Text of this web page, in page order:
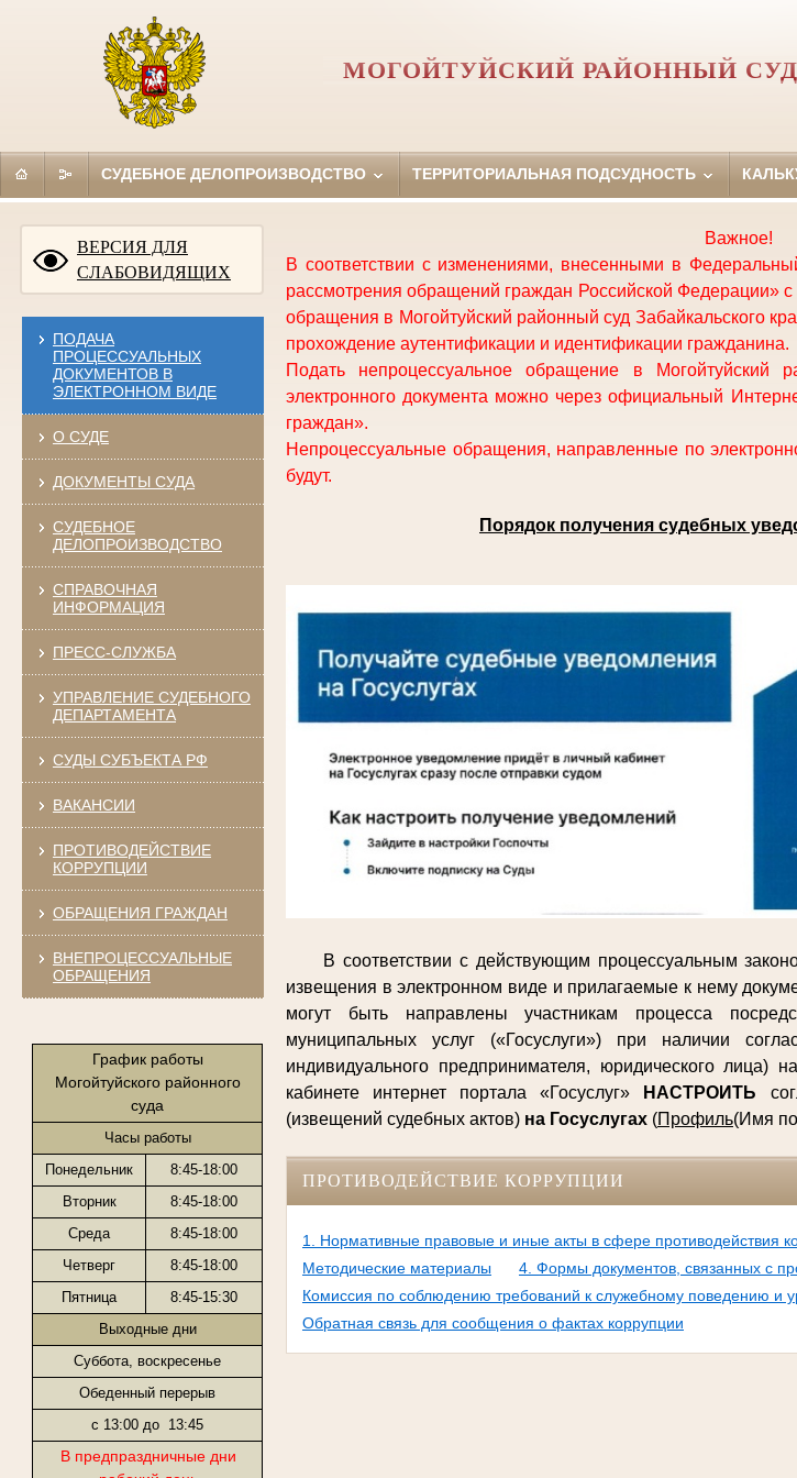
МОГОЙТУЙСКИЙ РАЙОННЫЙ
СУДЕБНОЕ ДЕЛОПРОИЗВОДСТВО ТЕРРИТОРИАЛЬНАЯ ПОДСУДНОСТЬ
ВЕРСИЯ ДЛЯ
СЛАБОВИДЯЩИХ
ПОДАЧА
ПРОЦЕССУАЛЬНЫХ
ДОКУМЕНТОВ В
ЭЛЕКТРОННОМ ВИДЕ
О СУДЕ
ДОКУМЕНТЫ СУДА
СУДЕБНОЕ
ДЕЛОПРОИЗВОДСТВО
СПРАВОЧНАЯ
ИНФОРМАЦИЯ
ПРЕСС-СЛУЖБА
УПРАВЛЕНИЕ СУДЕБНОГО
ДЕПАРТАМЕНТА
СУДЫ СУБЪЕКТА РФ
ВАКАНСИИ
ПРОТИВОДЕЙСТВИЕ
КОРРУПЦИИ
ОБРАЩЕНИЯ ГРАЖДАН
ВНЕПРОЦЕССУАЛЬНЫЕ
ОБРАЩЕНИЯ
График работы
Могойтуйского районного
суда
Часы работы
Понедельник
8:45-18:00
Вторник
8:45-18:00
Среда
8:45-18:00
Четверг
8:45-18:00
Пятница
8:45-15:30
Выходные дни
Суббота, воскресенье
Обеденный перерыв
с 13:00 до 13:45
В предпраздничные дни
Важное!
В соответствии с изменениями, внесенными в
рассмотрения обращений граждан Российской Федерации»
обращения в Могойтуйский районный суд Забайкальского
прохождение аутентификации и идентификации гражданина.
Подать непроцессуальное обращение в
Могойтуйский
электронного документа можно через официальный
граждан».
Непроцессуальные обращения, направленные по
будут.
Порядок получения судебных
В соответствии с действующим процессуальным
извещения в электронном виде и прилагаемые к нему
могут быть направлены участникам процесса
муниципальных услуг («Госуслуги») при наличии
индивидуального предпринимателя, юридического лица)
кабинете интернет портала «Госуслуг»
НАСТРОИТЬ
(извещений судебных актов) на Госуслугах(Профиль(Имя
ПРОТИВОДЕЙСТВИЕ КОРРУПЦИИ
1. Нормативные правовые и иные акты в сфере противодействия
Методические материалы
4. Формы документов, связанных с
Комиссия по соблюдению требований к служебному поведению и
Обратная связь для сообщения о фактах коррупции